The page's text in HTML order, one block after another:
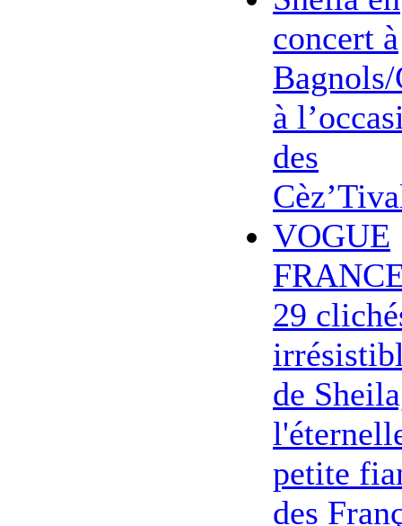
concert à
Bagnols/
à
des
VOGUE
29
de
petite
des